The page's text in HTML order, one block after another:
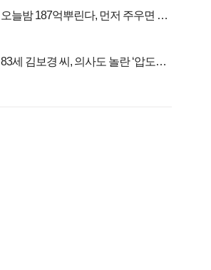
오늘밤 187억뿌린다, 먼저 주우면 최
83세 김보경 씨, 의사도 놀란 ‘압도적